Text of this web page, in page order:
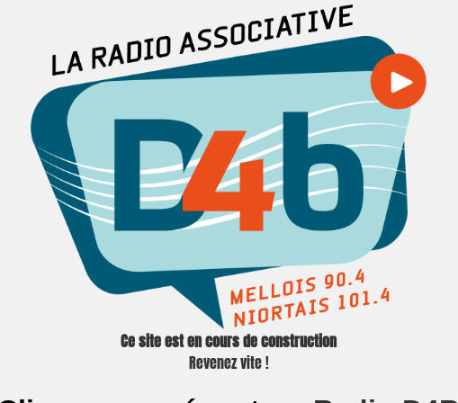
Ce site est en cours de construction
Revenez vite !